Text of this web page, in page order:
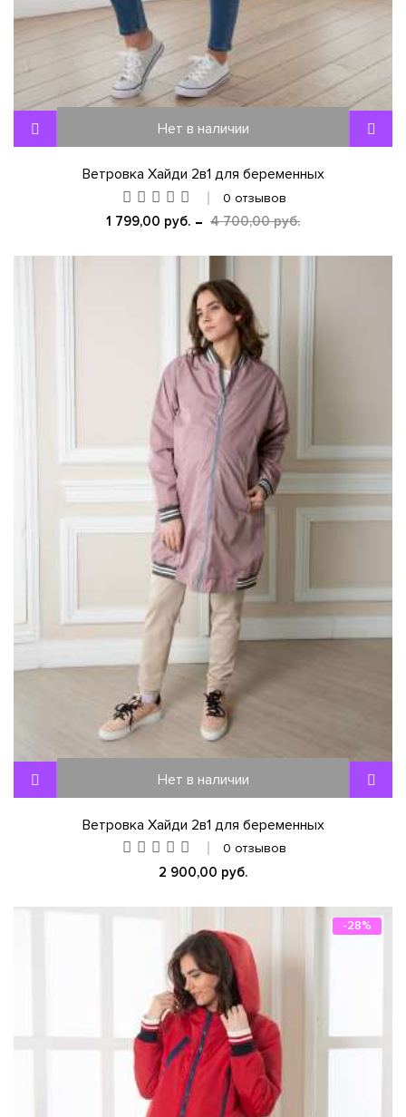
Нет в наличии
Ветровка Хайди 2в1 для беременных
0 отзывов
1 799,00 руб. 4 700,00 руб.
Нет в наличии
Ветровка Хайди 2в1 для беременных
0 отзывов
2 900,00 руб.
-28%